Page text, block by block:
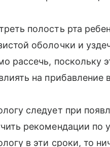
полость рта
оболочки и
рассечь, поскольку
на прибавление
следует при
рекомендации по
в эти сроки, то